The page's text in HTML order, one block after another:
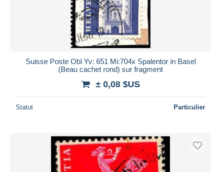
Suisse Poste Obl Yv: 651 Mi:704x Spalentor in Basel
(Beau cachet rond) sur fragment
± 0,08 $US
Statut Particulier